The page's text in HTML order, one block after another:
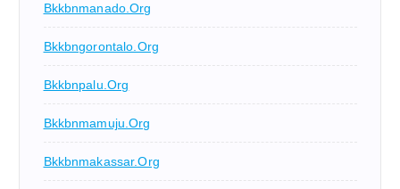
Bkkbnmanado.org
Bkkbngorontalo.org
Bkkbnpalu.org
Bkkbnmamuju.org
Bkkbnmakassar.org